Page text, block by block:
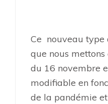
Ce nouveau type
que nous
du 16 novembre
modifiable en
de la pandémie